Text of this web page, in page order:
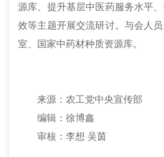
源库、提升基层中医药服务水平
效等主题开展交流研讨。与会人
室、国家中药材种质资源库。
来源：农工党中央宣传部
编辑：徐博鑫
审核：李想 吴茵